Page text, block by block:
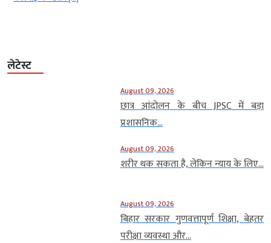
लेटेस्ट
August 09, 2026
छात्र आंदोलन के बीच JPSC में बड़ा
प्रशासनिक...
August 09, 2026
शरीर थक सकता है, लेकिन न्याय के लिए...
August 09, 2026
बिहार सरकार गुणवत्तापूर्ण शिक्षा, बेहतर
परीक्षा व्यवस्था और...